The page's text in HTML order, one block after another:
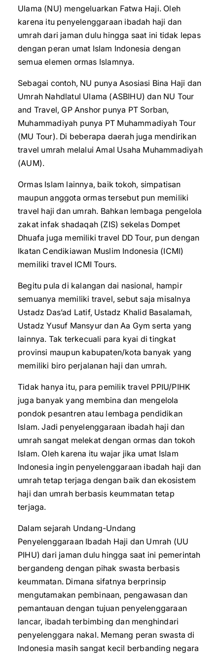
Ulama (NU) mengeluarkan Fatwa Haji. Oleh
karena itu penyelenggaraan ibadah haji dan
umrah dari jaman dulu hingga saat ini tidak lepas
dengan peran umat Islam Indonesia dengan
semua elemen ormas Islamnya.
Sebagai contoh, NU punya Asosiasi Bina Haji dan
Umrah Nahdlatul Ulama (ASBIHU) dan NU Tour
and Travel, GP Anshor punya PT Sorban,
Muhammadiyah punya PT Muhammadiyah Tour
(MU Tour). Di beberapa daerah juga mendirikan
travel umrah melalui Amal Usaha Muhammadiyah
(AUM).
Ormas Islam lainnya, baik tokoh, simpatisan
maupun anggota ormas tersebut pun memiliki
travel haji dan umrah. Bahkan lembaga pengelola
zakat infak shadaqah (ZIS) sekelas Dompet
Dhuafa juga memiliki travel DD Tour, pun dengan
Ikatan Cendikiawan Muslim Indonesia (ICMI)
memiliki travel ICMI Tours.
Begitu pula di kalangan dai nasional, hampir
semuanya memiliki travel, sebut saja misalnya
Ustadz Das’ad Latif, Ustadz Khalid Basalamah,
Ustadz Yusuf Mansyur dan Aa Gym serta yang
lainnya. Tak terkecuali para kyai di tingkat
provinsi maupun kabupaten/kota banyak yang
memiliki biro perjalanan haji dan umrah.
Tidak hanya itu, para pemilik travel PPIU/PIHK
juga banyak yang membina dan mengelola
pondok pesantren atau lembaga pendidikan
Islam. Jadi penyelenggaraan ibadah haji dan
umrah sangat melekat dengan ormas dan tokoh
Islam. Oleh karena itu wajar jika umat Islam
Indonesia ingin penyelenggaraan ibadah haji dan
umrah tetap terjaga dengan baik dan ekosistem
haji dan umrah berbasis keummatan tetap
terjaga.
Dalam sejarah Undang-Undang
Penyelenggaraan Ibadah Haji dan Umrah (UU
PIHU) dari jaman dulu hingga saat ini pemerintah
bergandeng dengan pihak swasta berbasis
keummatan. Dimana sifatnya berprinsip
mengutamakan pembinaan, pengawasan dan
pemantauan dengan tujuan penyelenggaraan
lancar, ibadah terbimbing dan menghindari
penyelenggara nakal. Memang peran swasta di
Indonesia masih sangat kecil berbanding negara